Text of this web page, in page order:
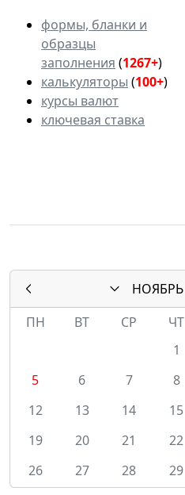
формы, бланки и
образцы
заполнения (1267+)
калькуляторы (100+)
курсы валют
ключевая ставка
НОЯБРЬ
ПН
ВТ СР ЧТ
1
5
6 7 8
12
13 14 15
19
20 21 22
26
27 28 29